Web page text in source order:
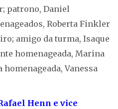
patrono, Daniel
Roberta Finkler
amigo da turma, Isaque
homenageada, Marina
Vanessa
Henn e vice